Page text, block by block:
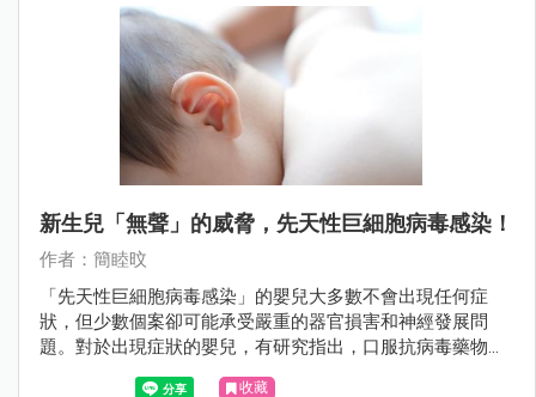
新生兒「無聲」的威脅，先天性巨細胞病毒感染！
作者：簡睦旼
「先天性巨細胞病毒感染」的嬰兒大多數不會出現任何症
狀，但少數個案卻可能承受嚴重的器官損害和神經發展問
題。對於出現症狀的嬰兒，有研究指出，口服抗病毒藥物有
望改善其神經學發展，特別是降低聽力喪失的風險。
收藏